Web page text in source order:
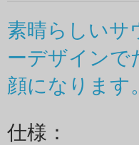
素晴らしいサ
ーデザインで
顔になります。
仕様：